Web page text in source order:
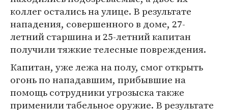
коллег остались на улице. В результате
нападения, совершенного в доме, 27-
летний старшина и 25-летний капитан
получили тяжкие телесные повреждения.
Капитан, уже лежа на полу, смог открыть
огонь по нападавшим, прибывшие на
помощь сотрудники угрозыска также
применили табельное оружие. В результате